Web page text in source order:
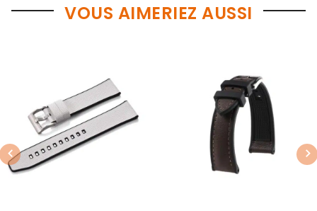
VOUS AIMERIEZ AUSSI
Previous